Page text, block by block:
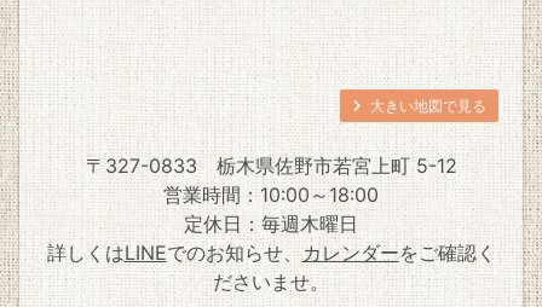
大きい地図で見る
〒327-0833
栃木県佐野市若宮上町 5-12
営業時間：10:00～18:00
定休日：毎週木曜日
詳しくはLINEでのお知らせ、カレンダーをご確認く
ださいませ。